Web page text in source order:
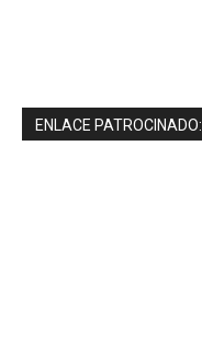
ENLACE PATROCINADO: